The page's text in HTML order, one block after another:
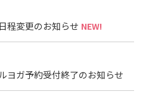
程変更のお知らせ NEW!
ガ予約受付終了のお知らせ